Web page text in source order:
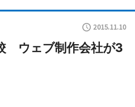
2015.11.10
ウェブ制作会社が3